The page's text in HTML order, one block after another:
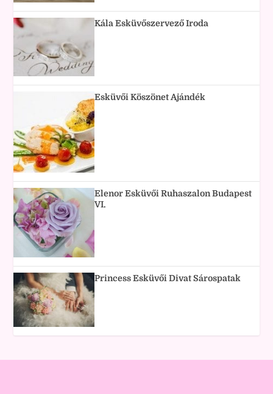
Kála Esküvőszervező Iroda
Esküvői Köszönet Ajándék
Elenor Esküvői Ruhaszalon Budapest
VI.
Princess Esküvői Divat Sárospatak